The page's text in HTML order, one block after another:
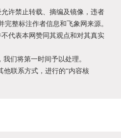
许禁止转载、摘编及镜像，违者
整标注作者信息和飞象网来源。
代表本网赞同其观点和对其真实
们将第一时间予以处理。
他联系方式，进行的“内容核